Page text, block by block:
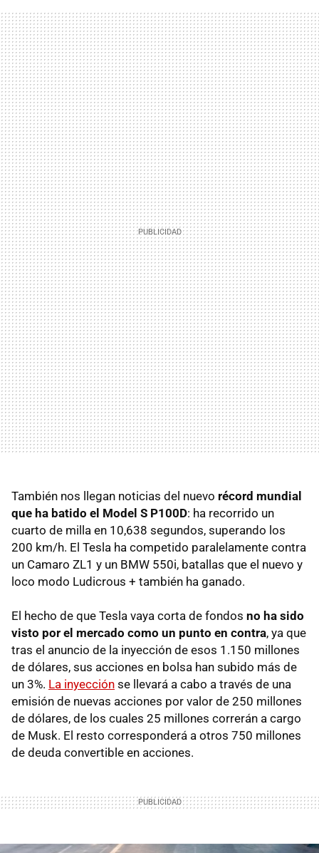
También nos llegan noticias del nuevo récord mundial
que ha batido el Model S P100D: ha recorrido un
cuarto de milla en 10,638 segundos, superando los
200 km/h. El Tesla ha competido paralelamente contra
un Camaro ZL1 y un BMW 550i, batallas que el nuevo y
loco modo Ludicrous + también ha ganado.
El hecho de que Tesla vaya corta de fondos no ha sido
visto por el mercado como un punto en contra, ya que
tras el anuncio de la inyección de esos 1.150 millones
de dólares, sus acciones en bolsa han subido más de
un 3%. La inyección se llevará a cabo a través de una
emisión de nuevas acciones por valor de 250 millones
de dólares, de los cuales 25 millones correrán a cargo
de Musk. El resto corresponderá a otros 750 millones
de deuda convertible en acciones.